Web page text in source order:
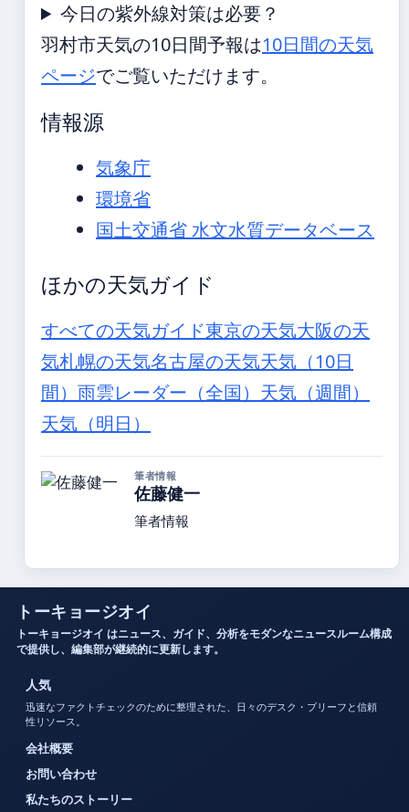
今日の紫外線対策は必要？
羽村市天気の10日間予報は10日間の天気
ページでご覧いただけます。
情報源
気象庁
環境省
国土交通省 水文水質データベース
ほかの天気ガイド
すべての天気ガイド東京の天気大阪の天
気札幌の天気名古屋の天気天気（10日
間） 雨雲レーダー（全国） 天気（週間）
天気（明日）
筆者情報
佐藤健一
筆者情報
トーキョージオイ
トーキョージオイ はニュース、ガイド、分析をモダンなニュースルーム構成
で提供し、編集部が継続的に更新します。
人気
迅速なファクトチェックのために整理された、日々のデスク・ブリーフと信頼
性リソース。
会社概要
お問い合わせ
私たちのストーリー